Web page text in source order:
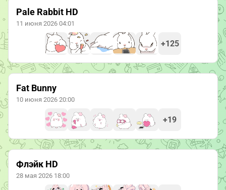
Pale Rabbit HD
11 июня 2026 04:01
+125
Fat Bunny
10 июня 2026 20:00
+19
Флэйк HD
28 мая 2026 18:00